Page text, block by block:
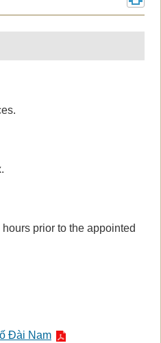
prior to the appointed
Đài Nam